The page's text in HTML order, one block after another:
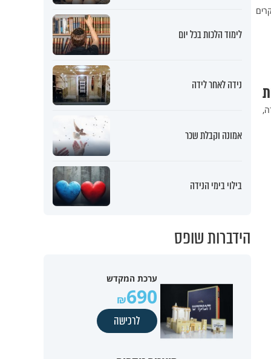
לימוד הלכות בכל יום
נידה לאחר לידה
אמונה וקבלת שכר
בילוי בימי הנידה
הידברות שופס
ערכת המקדש
690
לרכישה